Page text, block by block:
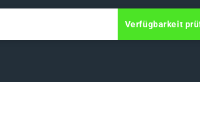
Verfügbarkeit